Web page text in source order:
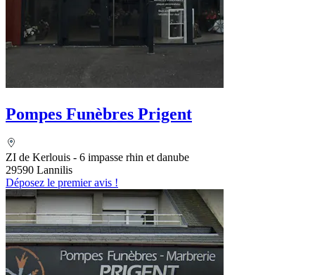
Pompes Funèbres Prigent
ZI de Kerlouis - 6 impasse rhin et danube
29590 Lannilis
Déposez le premier avis !